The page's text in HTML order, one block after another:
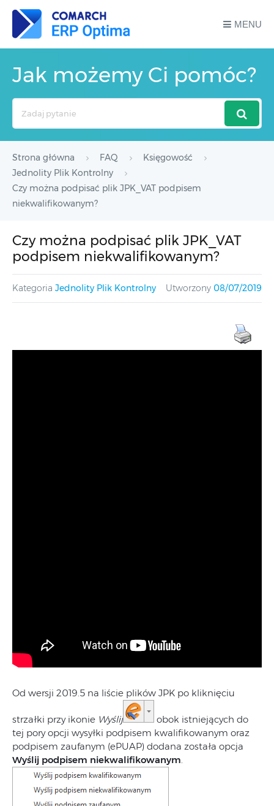
MENU
Jak możemy Ci pomóc?
Strona główna FAQ
Księgowość
Jednolity Plik Kontrolny
Czy można podpisać plik JPK_VAT podpisem
niekwalifikowanym?
Czy można podpisać plik JPK_VAT
podpisem niekwalifikowanym?
Kategoria Jednolity Plik Kontrolny Utworzony 08/07/2019
Od wersji 2019.5 na liście plików JPK po kliknięciu
strzałki przy ikonie Wyślij
obok istniejących do
tej pory opcji wysyłki podpisem kwalifikowanym oraz
podpisem zaufanym (ePUAP) dodana została opcja
Wyślij podpisem niekwalifikowanym.